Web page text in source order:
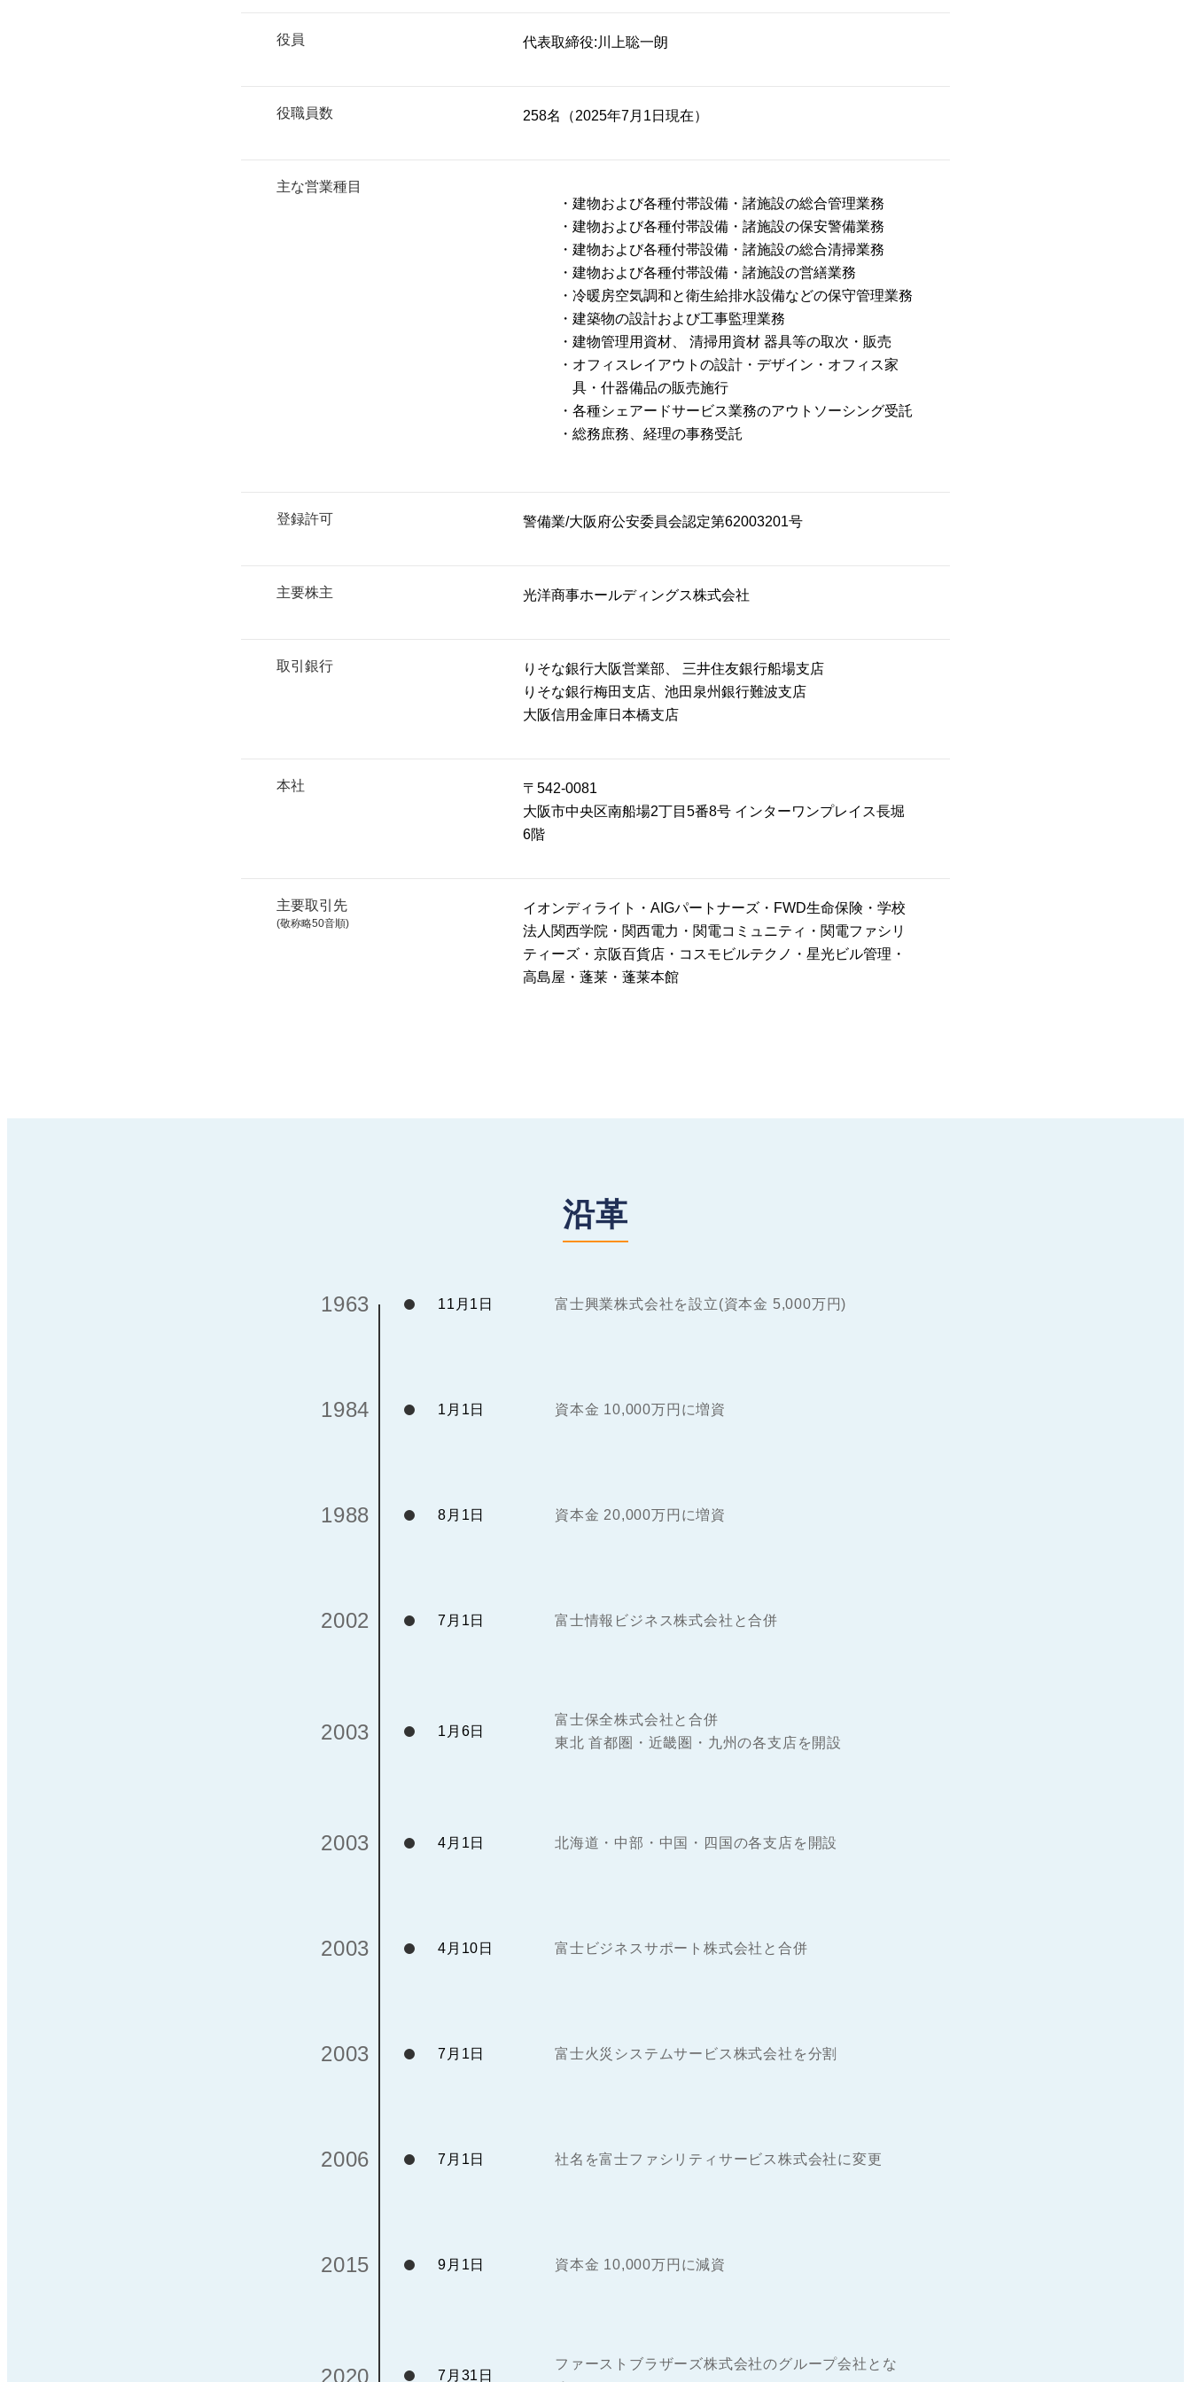
役員 代表取締役:川上聡一朗
役職員数 258名（2025年7月1日現在）
主な営業種目
・建物および各種付帯設備・諸施設の総合管理業務
・建物および各種付帯設備・諸施設の保安警備業務
・建物および各種付帯設備・諸施設の総合清掃業務
・建物および各種付帯設備・諸施設の営繕業務
・冷暖房空気調和と衛生給排水設備などの保守管理業務
・建築物の設計および工事監理業務
・建物管理用資材、 清掃用資材 器具等の取次・販売
・オフィスレイアウトの設計・デザイン・オフィス家
具・什器備品の販売施行
・各種シェアードサービス業務のアウトソーシング受託
・総務庶務、経理の事務受託
登録許可 警備業/大阪府公安委員会認定第62003201号
主要株主 光洋商事ホールディングス株式会社
取引銀行
りそな銀行大阪営業部、 三井住友銀行船場支店
りそな銀行梅田支店、池田泉州銀行難波支店
大阪信用金庫日本橋支店
本社
〒542-0081
大阪市中央区南船場2丁目5番8号 インターワンプレイス長堀
6階
主要取引先
(敬称略50音順)
イオンディライト・AIGパートナーズ・FWD生命保険・学校
法人関西学院・関西電力・関電コミュニティ・関電ファシリ
ティーズ・京阪百貨店・コスモビルテクノ・星光ビル管理・
高島屋・蓬莱・蓬莱本館
沿革
1963 11月1日 富士興業株式会社を設立(資本金 5,000万円)
1984 1月1日 資本金 10,000万円に増資
1988 8月1日 資本金 20,000万円に増資
2002 7月1日 富士情報ビジネス株式会社と合併
2003 1月6日
富士保全株式会社と合併
東北 首都圏・近畿圏・九州の各支店を開設
2003 4月1日 北海道・中部・中国・四国の各支店を開設
2003 4月10日 富士ビジネスサポート株式会社と合併
2003 7月1日 富士火災システムサービス株式会社を分割
2006 7月1日 社名を富士ファシリティサービス株式会社に変更
2015 9月1日 資本金 10,000万円に減資
2020 7月31日
ファーストブラザーズ株式会社のグループ会社とな